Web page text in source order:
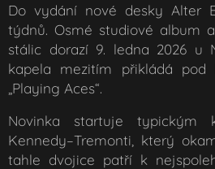
Do vydání nové desky Alter
týdnů. Osmé studiové album
stálic dorazí 9. ledna 2026 u
kapela mezitím přikládá
„Playing Aces“.
Novinka startuje typickým
Kennedy–Tremonti, který
tahle dvojice patří k